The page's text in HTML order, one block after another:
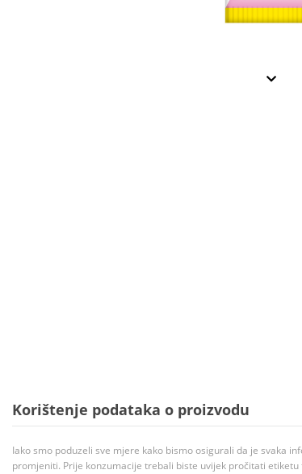
Korištenje podataka o proizvodu
Iako smo poduzeli sve mjere kako bismo osigurali da je svaka
promjeniti. Prije konzumacije trebali biste uvijek pročitati